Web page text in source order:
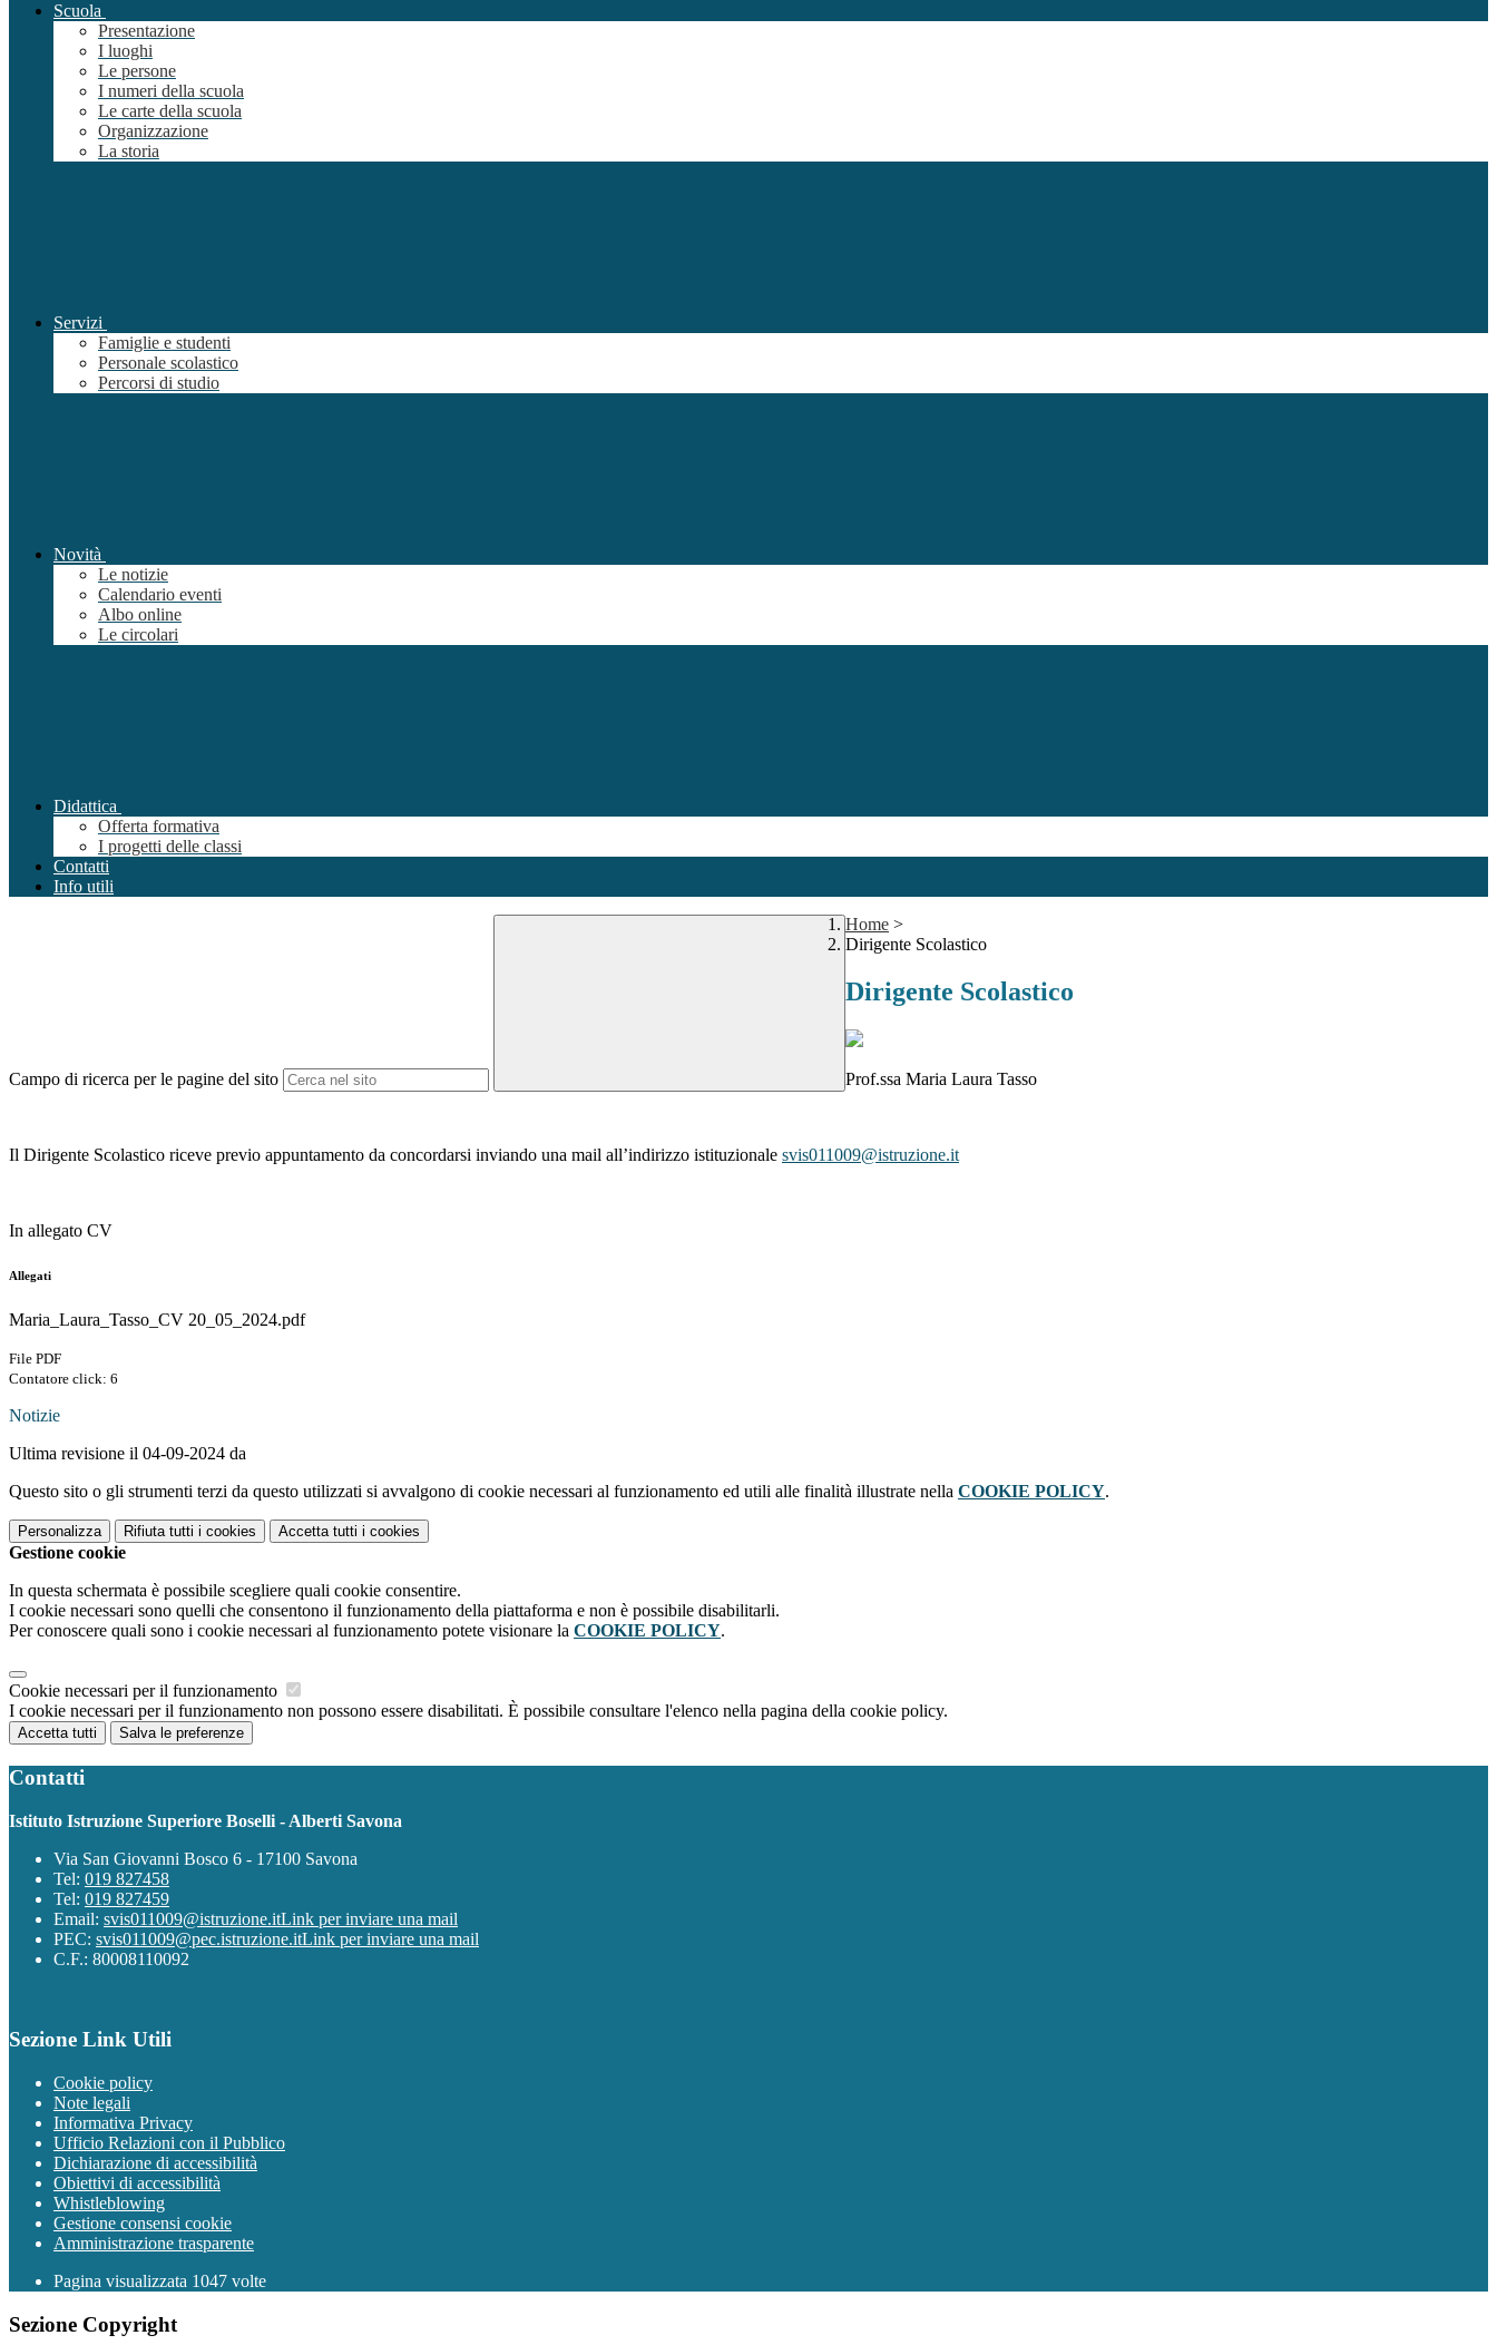
Scuola
Presentazione
I luoghi
Le persone
I numeri della scuola
Le carte della scuola
Organizzazione
La storia
Servizi
Famiglie e studenti
Personale scolastico
Percorsi di studio
Novità
Le notizie
Calendario eventi
Albo online
Le circolari
Didattica
Offerta formativa
I progetti delle classi
Contatti
Info utili
Campo di ricerca per le pagine del sito
Home >
Dirigente Scolastico
Dirigente Scolastico
Prof.ssa Maria Laura Tasso
Il Dirigente Scolastico riceve previo appuntamento da concordarsi inviando una mail all’indirizzo istituzionale svis011009@istruzione.it
In allegato CV
Allegati
Maria_Laura_Tasso_CV 20_05_2024.pdf
File PDF
Contatore click: 6
Notizie
Ultima revisione il 04-09-2024 da
Questo sito o gli strumenti terzi da questo utilizzati si avvalgono di cookie necessari al funzionamento ed utili alle finalità illustrate nella COOKIE POLICY.
Personalizza Rifiuta tutti i cookies Accetta tutti i cookies
Gestione cookie
In questa schermata è possibile scegliere quali cookie consentire.
I cookie necessari sono quelli che consentono il funzionamento della piattaforma e non è possibile disabilitarli.
Per conoscere quali sono i cookie necessari al funzionamento potete visionare la COOKIE POLICY.
Cookie necessari per il funzionamento
I cookie necessari per il funzionamento non possono essere disabilitati. È possibile consultare l'elenco nella pagina della cookie policy.
Accetta tutti Salva le preferenze
Contatti
Istituto Istruzione Superiore Boselli - Alberti Savona
Via San Giovanni Bosco 6 - 17100 Savona
Tel: 019 827458
Tel: 019 827459
Email: svis011009@istruzione.itLink per inviare una mail
PEC: svis011009@pec.istruzione.itLink per inviare una mail
C.F.: 80008110092
Sezione Link Utili
Cookie policy
Note legali
Informativa Privacy
Ufficio Relazioni con il Pubblico
Dichiarazione di accessibilità
Obiettivi di accessibilità
Whistleblowing
Gestione consensi cookie
Amministrazione trasparente
Pagina visualizzata 1047 volte
Sezione Copyright